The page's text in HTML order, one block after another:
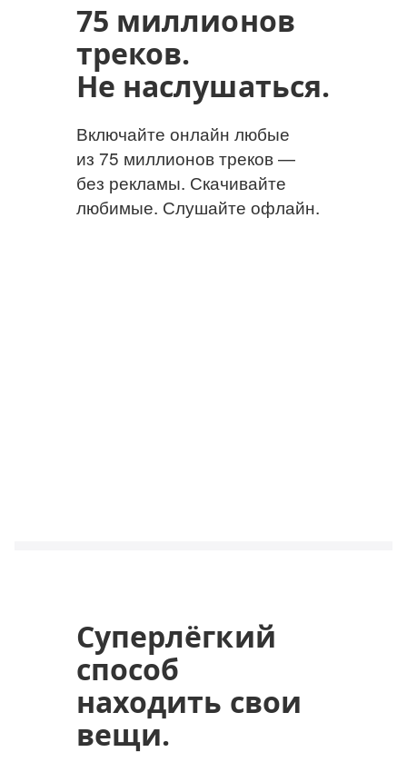
75 миллионов
треков.
Не наслушаться.
Включайте онлайн любые
из 75 миллионов треков —
без рекламы. Скачивайте
любимые. Слушайте офлайн.
Суперлёгкий
способ
находить свои
вещи.